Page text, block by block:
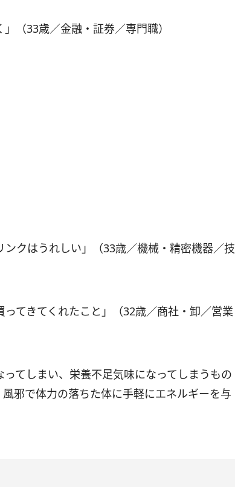
（33歳／金融・証券／専門職）
ンクはうれしい」（33歳／機械・精密機器／技
てきてくれたこと」（32歳／商社・卸／営業
てしまい、栄養不足気味になってしまうもの
邪で体力の落ちた体に手軽にエネルギーを与